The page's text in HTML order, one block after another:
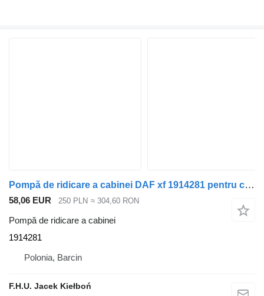
Pompă de ridicare a cabinei DAF xf 1914281 pentru cap tractor
58,06 EUR 250 PLN ≈ 304,60 RON
Pompă de ridicare a cabinei
1914281
Polonia, Barcin
F.H.U. Jacek Kiełboń